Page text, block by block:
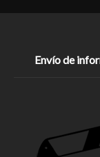
Envío de